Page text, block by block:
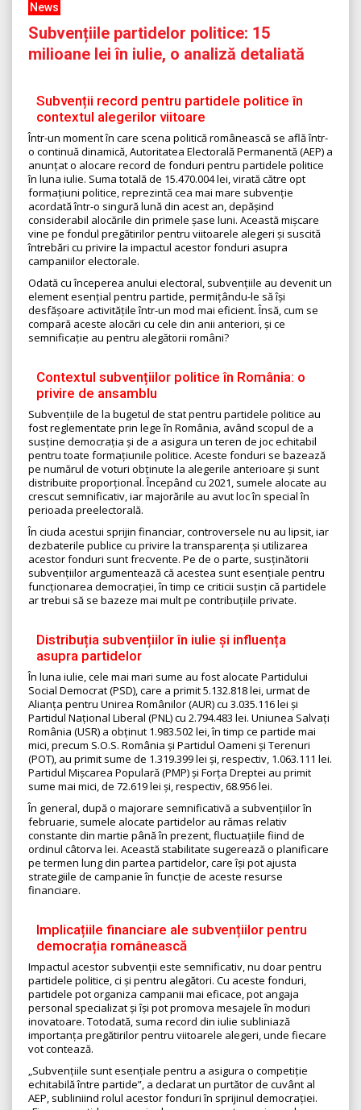
News
Subvențiile partidelor politice: 15
milioane lei în iulie, o analiză detaliată
Subvenții record pentru partidele politice în
contextul alegerilor viitoare
Într-un moment în care scena politică românească se află într-
o continuă dinamică, Autoritatea Electorală Permanentă (AEP) a
anunțat o alocare record de fonduri pentru partidele politice
în luna iulie. Suma totală de 15.470.004 lei, virată către opt
formațiuni politice, reprezintă cea mai mare subvenție
acordată într-o singură lună din acest an, depășind
considerabil alocările din primele șase luni. Această mișcare
vine pe fondul pregătirilor pentru viitoarele alegeri și suscită
întrebări cu privire la impactul acestor fonduri asupra
campaniilor electorale.
Odată cu începerea anului electoral, subvențiile au devenit un
element esențial pentru partide, permițându-le să își
desfășoare activitățile într-un mod mai eficient. Însă, cum se
compară aceste alocări cu cele din anii anteriori, și ce
semnificație au pentru alegătorii români?
Contextul subvențiilor politice în România: o
privire de ansamblu
Subvențiile de la bugetul de stat pentru partidele politice au
fost reglementate prin lege în România, având scopul de a
susține democrația și de a asigura un teren de joc echitabil
pentru toate formațiunile politice. Aceste fonduri se bazează
pe numărul de voturi obținute la alegerile anterioare și sunt
distribuite proporțional. Începând cu 2021, sumele alocate au
crescut semnificativ, iar majorările au avut loc în special în
perioada preelectorală.
În ciuda acestui sprijin financiar, controversele nu au lipsit, iar
dezbaterile publice cu privire la transparența și utilizarea
acestor fonduri sunt frecvente. Pe de o parte, susținătorii
subvențiilor argumentează că acestea sunt esențiale pentru
funcționarea democrației, în timp ce criticii susțin că partidele
ar trebui să se bazeze mai mult pe contribuțiile private.
Distribuția subvențiilor în iulie și influența
asupra partidelor
În luna iulie, cele mai mari sume au fost alocate Partidului
Social Democrat (PSD), care a primit 5.132.818 lei, urmat de
Alianța pentru Unirea Românilor (AUR) cu 3.035.116 lei și
Partidul Național Liberal (PNL) cu 2.794.483 lei. Uniunea Salvați
România (USR) a obținut 1.983.502 lei, în timp ce partide mai
mici, precum S.O.S. România și Partidul Oameni și Terenuri
(POT), au primit sume de 1.319.399 lei și, respectiv, 1.063.111 lei.
Partidul Mișcarea Populară (PMP) și Forța Dreptei au primit
sume mai mici, de 72.619 lei și, respectiv, 68.956 lei.
În general, după o majorare semnificativă a subvențiilor în
februarie, sumele alocate partidelor au rămas relativ
constante din martie până în prezent, fluctuațiile fiind de
ordinul câtorva lei. Această stabilitate sugerează o planificare
pe termen lung din partea partidelor, care își pot ajusta
strategiile de campanie în funcție de aceste resurse
financiare.
Implicațiile financiare ale subvențiilor pentru
democrația românească
Impactul acestor subvenții este semnificativ, nu doar pentru
partidele politice, ci și pentru alegători. Cu aceste fonduri,
partidele pot organiza campanii mai eficace, pot angaja
personal specializat și își pot promova mesajele în moduri
inovatoare. Totodată, suma record din iulie subliniază
importanța pregătirilor pentru viitoarele alegeri, unde fiecare
vot contează.
„Subvențiile sunt esențiale pentru a asigura o competiție
echitabilă între partide”, a declarat un purtător de cuvânt al
AEP, subliniind rolul acestor fonduri în sprijinul democrației.